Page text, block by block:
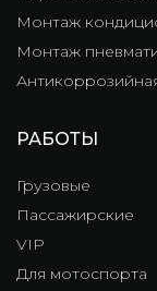
Монтаж
Монтаж
РАБОТЫ
Грузовые
Пассажирские
VIP
Для мотоспорта